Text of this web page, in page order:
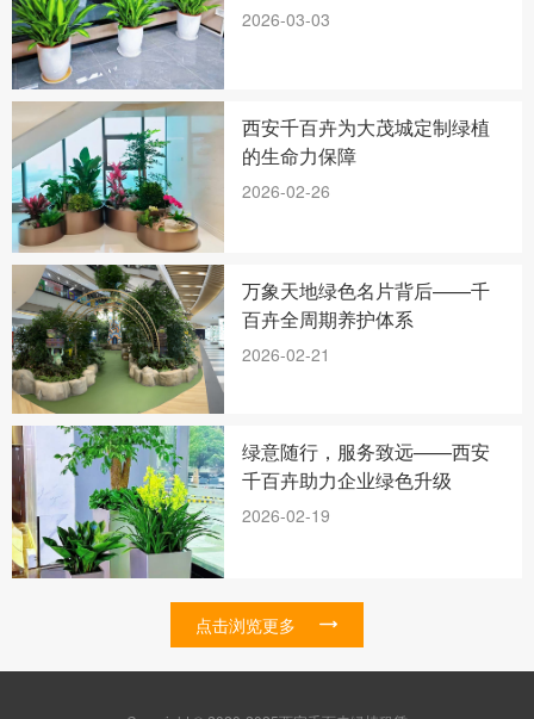
2026-03-03
西安千百卉为大茂城定制绿植
的生命力保障
2026-02-26
万象天地绿色名片背后——千
百卉全周期养护体系
2026-02-21
绿意随行，服务致远——西安
千百卉助力企业绿色升级
2026-02-19
点击浏览更多